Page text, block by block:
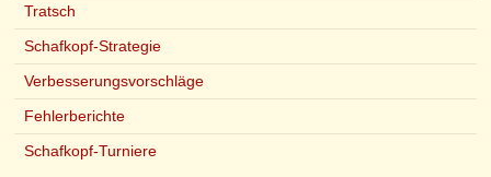
Tratsch
Schafkopf-Strategie
Verbesserungsvorschläge
Fehlerberichte
Schafkopf-Turniere